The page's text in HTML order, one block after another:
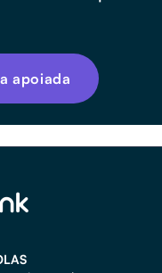
apoiada